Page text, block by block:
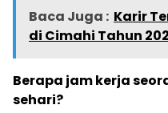
Baca Juga : Karir
di Cimahi Tahun
Berapa jam kerja
sehari?